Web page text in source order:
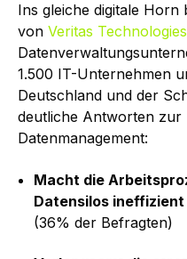
Ins gleiche digitale Horn
von Veritas Technologies
1.500 IT-Unternehmen
Deutschland und der
deutliche Antworten zur
Datenmanagement:
Macht die
Datensilos ineffizient
(36% der Befragten)